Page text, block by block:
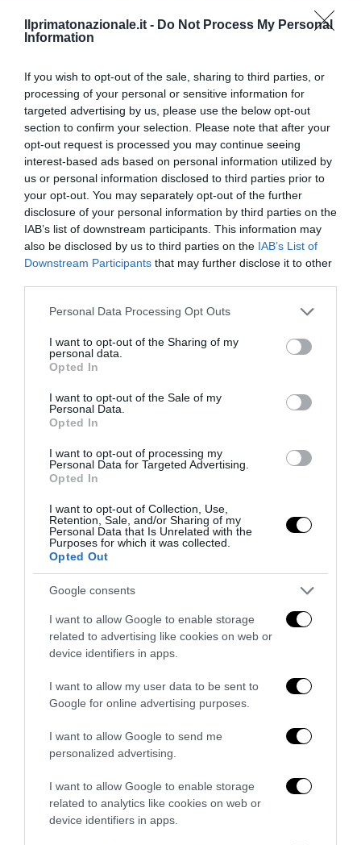
Ilprimatonazionale.it - Do Not Process My Personal
Information
If you wish to opt-out of the sale, sharing to third parties, or
processing of your personal or sensitive information for
targeted advertising by us, please use the below opt-out
section to confirm your selection. Please note that after your
opt-out request is processed you may continue seeing
interest-based ads based on personal information utilized by
us or personal information disclosed to third parties prior to
your opt-out. You may separately opt-out of the further
disclosure of your personal information by third parties on the
IAB’s list of downstream participants. This information may
also be disclosed by us to third parties on the IAB’s List of
Downstream Participants that may further disclose it to other
Please note that this website/app uses one or more Google
not limited to your visit or usage behaviour. You may click to
grant or deny consent to Google and its third-party tags to
use your data for below specified purposes in below Google
consent section.
Personal Data Processing Opt Outs
I want to opt-out of the Sharing of my
personal data.
Opted In
I want to opt-out of the Sale of my
Personal Data.
Opted In
I want to opt-out of processing my
Personal Data for Targeted Advertising.
Opted In
I want to opt-out of Collection, Use,
Retention, Sale, and/or Sharing of my
Personal Data that Is Unrelated with the
Purposes for which it was collected.
Opted Out
Google consents
I want to allow Google to enable storage
related to advertising like cookies on web or
device identifiers in apps.
I want to allow my user data to be sent to
Google for online advertising purposes.
I want to allow Google to send me
personalized advertising.
I want to allow Google to enable storage
related to analytics like cookies on web or
device identifiers in apps.
Berlino, l’islamismo colpisce il Pride: il perpetuo
fallimento dell’integrazione
27 Luglio 2026
Thomas ucciso perché bianco: la giustizia rompe il muro
25 Luglio 2026
23 Luglio 2026